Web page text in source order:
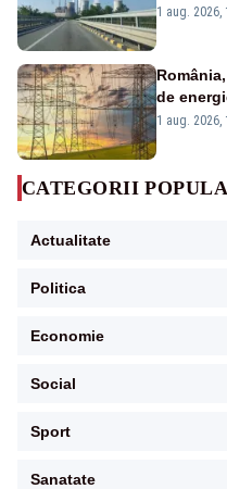
de la
1 aug. 2026,
de
Analiză
1 aug. 2026,
CATEGORII
Actualitate
Politica
Economie
Social
Sport
Sanatate